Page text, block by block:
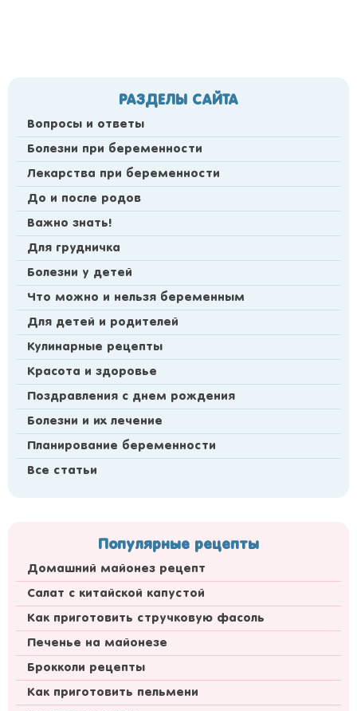
РАЗДЕЛЫ САЙТА
Вопросы и ответы
Болезни при беременности
Лекарства при беременности
До и после родов
Важно знать!
Для грудничка
Болезни у детей
Что можно и нельзя беременным
Для детей и родителей
Кулинарные рецепты
Красота и здоровье
Поздравления с днем рождения
Болезни и их лечение
Планирование беременности
Все статьи
Популярные рецепты
Домашний майонез рецепт
Салат с китайской капустой
Как приготовить стручковую фасоль
Печенье на майонезе
Брокколи рецепты
Как приготовить пельмени